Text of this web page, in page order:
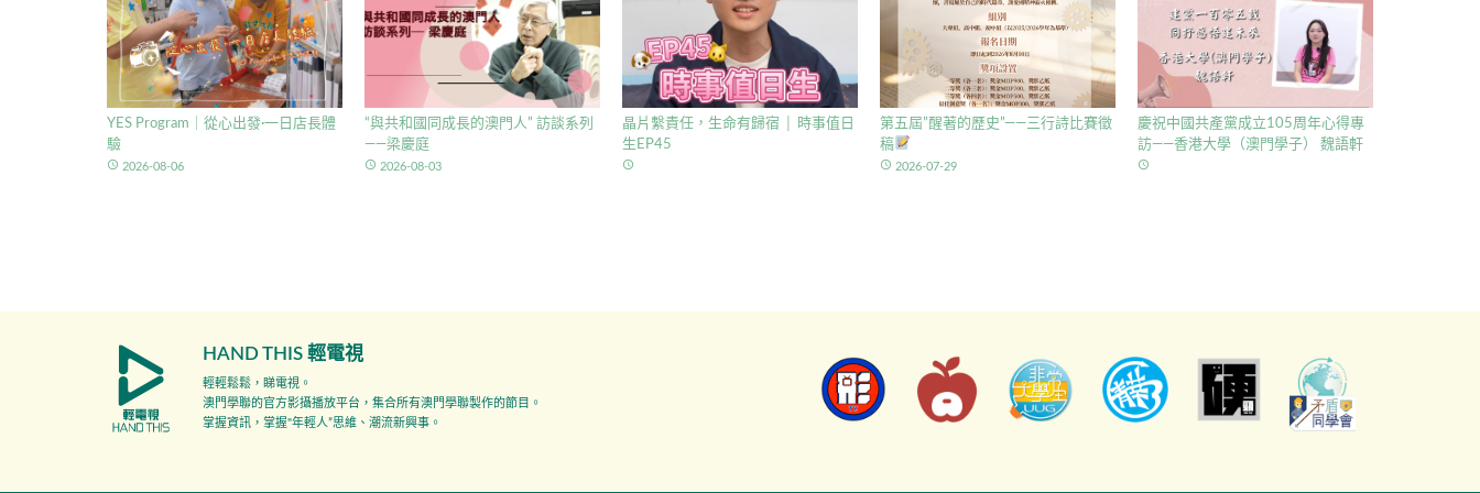
YES Program｜從心出發·一日店長體
驗
access_time 2026-08-06
“與共和國同成長的澳門人” 訪談系列
——梁慶庭
access_time 2026-08-03
晶片繫責任，生命有歸宿 │ 時事值日
生EP45
access_time
第五屆”醒著的歷史”——三行詩比賽徵
稿
access_time 2026-07-29
慶祝中國共產黨成立105周年心得專
訪——香港大學（澳門學子） 魏語軒
access_time
HAND THIS 輕電視
輕輕鬆鬆，睇電視。
澳門學聯的官方影攝播放平台，集合所有澳門學聯製作的節目。
掌握資訊，掌握"年輕人”思維、潮流新興事。